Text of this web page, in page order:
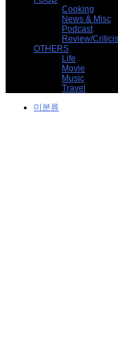
Cooking
News & Misc
Podcast
Review/
OTHERS
Life
Movie
Music
Travel
미분류